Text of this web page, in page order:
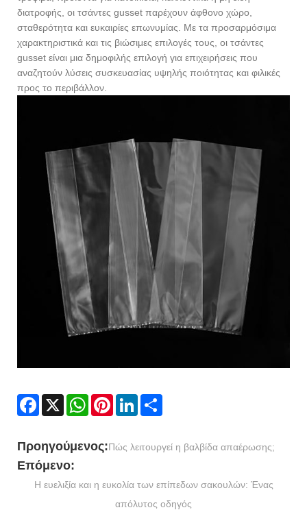
διατροφής, οι τσάντες gusset παρέχουν άφθονο χώρο,
σταθερότητα και ευκαιρίες επωνυμίας. Με τα προσαρμόσιμα
χαρακτηριστικά και τις βιώσιμες επιλογές τους, οι τσάντες
gusset είναι μια δημοφιλής επιλογή για επιχειρήσεις που
αναζητούν λύσεις συσκευασίας υψηλής ποιότητας και φιλικές
προς το περιβάλλον.
Facebook
X WhatsAppPinterestLinkedIn
Προηγούμενος:Πώς λειτουργεί η βαλβίδα απαέρωσης;
Επόμενο:
Η ευελιξία και η ευκολία των επίπεδων σακουλών: Ένας
απόλυτος οδηγός